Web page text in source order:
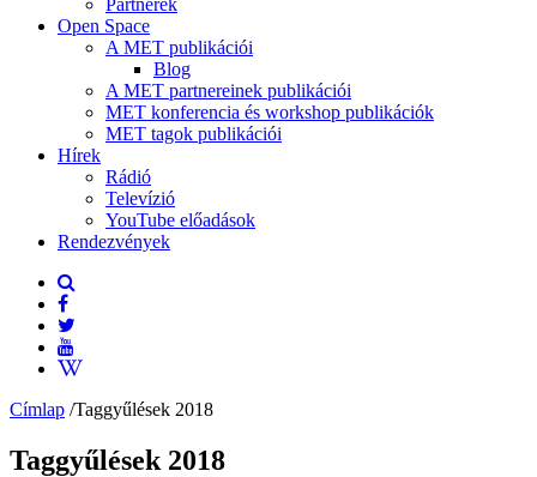
Partnerek
Open Space
A MET publikációi
Blog
A MET partnereinek publikációi
MET konferencia és workshop publikációk
MET tagok publikációi
Hírek
Rádió
Televízió
YouTube előadások
Rendezvények
Címlap /Taggyűlések 2018
Taggyűlések 2018